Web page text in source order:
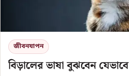
জীবনযাপন
বিড়ালের ভাষা বুঝবেন যেভাবে